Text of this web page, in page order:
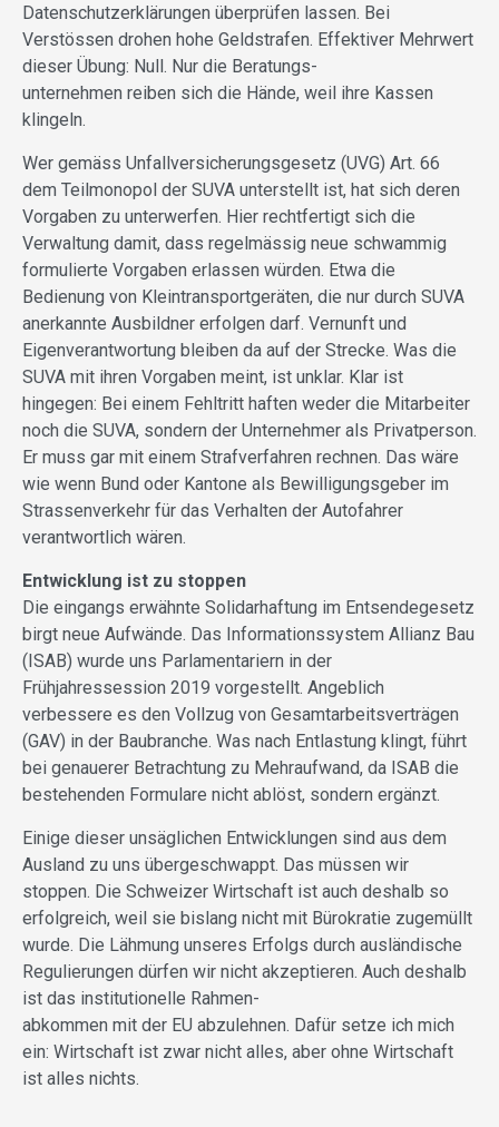
Datenschutzerklärungen überprüfen lassen. Bei
Verstössen drohen hohe Geldstrafen. Effektiver Mehrwert
dieser Übung: Null. Nur die Beratungs-
unternehmen reiben sich die Hände, weil ihre Kassen
klingeln.
Wer gemäss Unfallversicherungsgesetz (UVG) Art. 66
dem Teilmonopol der SUVA unterstellt ist, hat sich deren
Vorgaben zu unterwerfen. Hier rechtfertigt sich die
Verwaltung damit, dass regelmässig neue schwammig
formulierte Vorgaben erlassen würden. Etwa die
Bedienung von Kleintransportgeräten, die nur durch SUVA
anerkannte Ausbildner erfolgen darf. Vernunft und
Eigenverantwortung bleiben da auf der Strecke. Was die
SUVA mit ihren Vorgaben meint, ist unklar. Klar ist
hingegen: Bei einem Fehltritt haften weder die Mitarbeiter
noch die SUVA, sondern der Unternehmer als Privatperson.
Er muss gar mit einem Strafverfahren rechnen. Das wäre
wie wenn Bund oder Kantone als Bewilligungsgeber im
Strassenverkehr für das Verhalten der Autofahrer
verantwortlich wären.
Entwicklung ist zu stoppen
Die eingangs erwähnte Solidarhaftung im Entsendegesetz
birgt neue Aufwände. Das Informationssystem Allianz Bau
(ISAB) wurde uns Parlamentariern in der
Frühjahressession 2019 vorgestellt. Angeblich
verbessere es den Vollzug von Gesamtarbeitsverträgen
(GAV) in der Baubranche. Was nach Entlastung klingt, führt
bei genauerer Betrachtung zu Mehraufwand, da ISAB die
bestehenden Formulare nicht ablöst, sondern ergänzt.
Einige dieser unsäglichen Entwicklungen sind aus dem
Ausland zu uns übergeschwappt. Das müssen wir
stoppen. Die Schweizer Wirtschaft ist auch deshalb so
erfolgreich, weil sie bislang nicht mit Bürokratie zugemüllt
wurde. Die Lähmung unseres Erfolgs durch ausländische
Regulierungen dürfen wir nicht akzeptieren. Auch deshalb
ist das institutionelle Rahmen-
abkommen mit der EU abzulehnen. Dafür setze ich mich
ein: Wirtschaft ist zwar nicht alles, aber ohne Wirtschaft
ist alles nichts.